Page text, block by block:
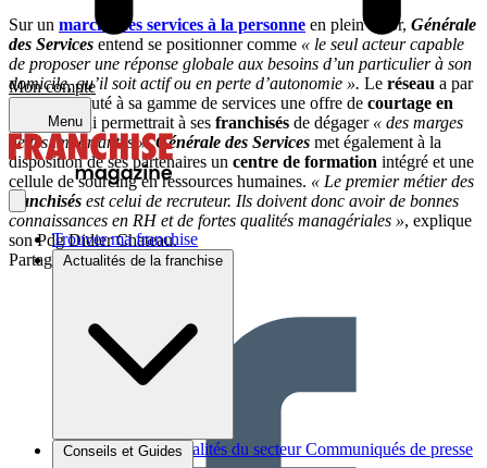
Mon compte
Menu
Trouver ma franchise
Actualités de la franchise
Brèves et actus Actualités du secteur Communiqués de presse
Conseils et Guides
Sur un marché des services à la personne en plein essor, Générale
des Services entend se positionner comme « le seul acteur capable
de proposer une réponse globale aux besoins d’un particulier à son
domicile, qu’il soit actif ou en perte d’autonomie ». Le réseau a par
exemple ajouté à sa gamme de services une offre de courtage en
travaux, qui permettrait à ses franchisés de dégager « des marges
nettes importantes ». Générale des Services met également à la
disposition de ses partenaires un centre de formation intégré et une
cellule de sourcing en ressources humaines. « Le premier métier des
franchisés est celui de recruteur. Ils doivent donc avoir de bonnes
connaissances en RH et de fortes qualités managériales », explique
son Pdg Didier Chateau.
Partager sur :